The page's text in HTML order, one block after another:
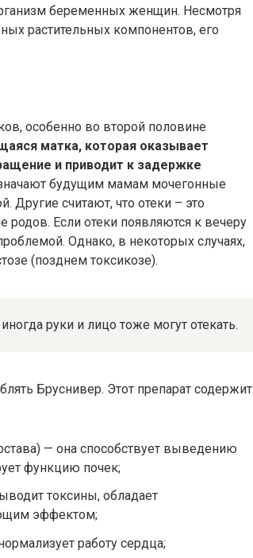
беременных женщин. Несмотря
растительных компонентов, его
особенно во второй половине
матка, которая оказывает
и приводит к задержке
будущим мамам мочегонные
Другие считают, что отеки – это
родов. Если отеки появляются к вечеру
Однако, в некоторых случаях,
(позднем токсикозе).
руки и лицо тоже могут отекать.
Бруснивер. Этот препарат содержит
— она способствует выведению
функцию почек;
токсины, обладает
эффектом;
работу сердца;